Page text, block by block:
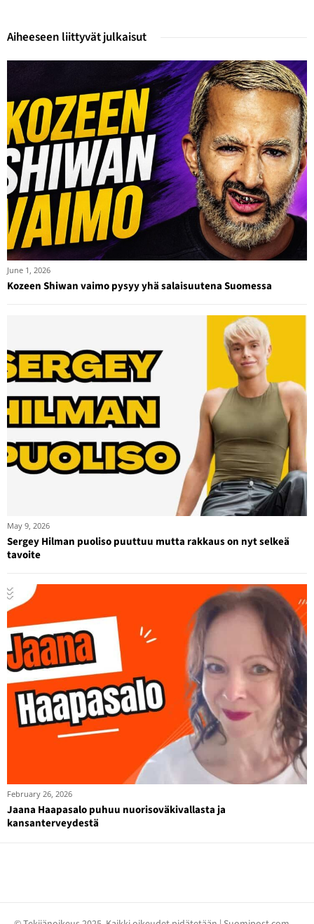
Aiheeseen liittyvät julkaisut
June 1, 2026
Kozeen Shiwan vaimo pysyy yhä salaisuutena Suomessa
May 9, 2026
Sergey Hilman puoliso puuttuu mutta rakkaus on nyt selkeä
tavoite
February 26, 2026
Jaana Haapasalo puhuu nuorisoväkivallasta ja
kansanterveydestä